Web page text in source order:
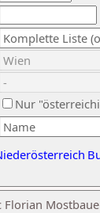
Nur
Florian